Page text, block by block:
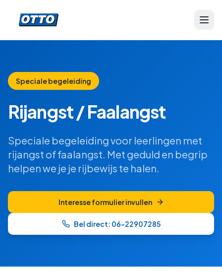
Speciale begeleiding
Rijangst / Faalangst
Speciale begeleiding voor leerlingen met
rijangst of faalangst. Met geduld en begrip
helpen we je je rijbewijs te halen.
Interesse formulier invullen
Bel direct: 06-22907285